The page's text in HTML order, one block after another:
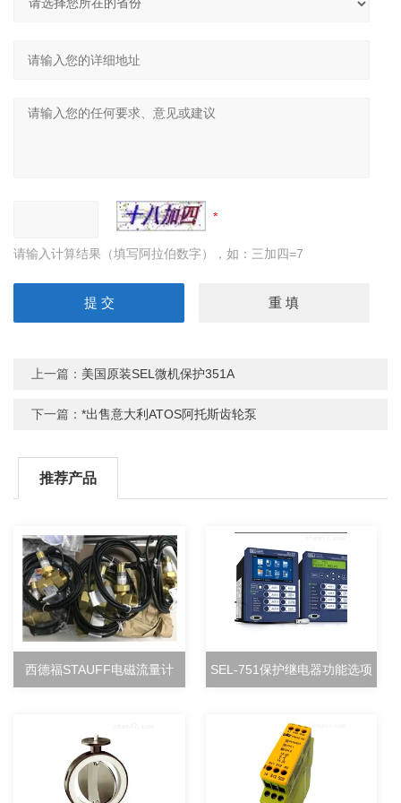
请输入计算结果（填写阿拉伯数字），如：三加四=7
上一篇： 美国原装SEL微机保护351A
下一篇：*出售意大利ATOS阿托斯齿轮泵
推荐产品
西德福STAUFF电磁流量计 SEL-751保护继电器功能选项